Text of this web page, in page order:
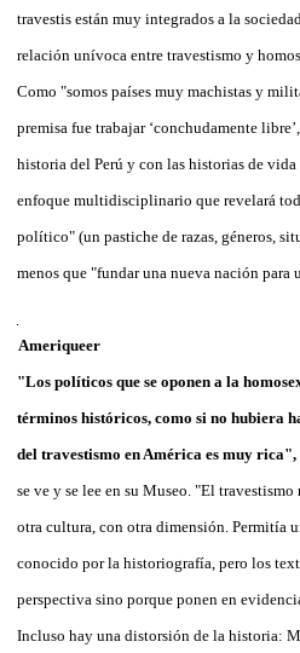
travestis están muy integrados a la
relación unívoca entre travestismo y
Como "somos países muy machistas y
premisa fue trabajar ‘conchudamente
historia del Perú y con las historias de
enfoque multidisciplinario que revelará
político" (un pastiche de razas, géneros,
menos que "fundar una nueva nación para
Ameriqueer
"Los políticos que se oponen a la
términos históricos, como si no hubiera
del travestismo en América es muy rica",
se ve y se lee en su Museo. "El
otra cultura, con otra dimensión. Permitía
conocido por la historiografía, pero los
perspectiva sino porque ponen en
Incluso hay una distorsión de la historia: